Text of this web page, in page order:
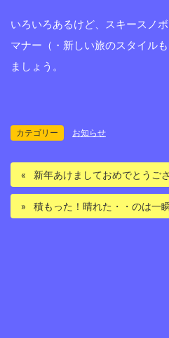
いろいろあるけど、スキースノ
マナー（・新しい旅のスタイル
ましょう。
カテゴリー お知らせ
新年あけましておめでとうご
積もった！晴れた・・のは一